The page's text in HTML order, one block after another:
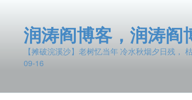
润涛阎博客，润涛阎
【摊破浣溪沙】老树忆当年 冷水秋烟夕日残
09-16